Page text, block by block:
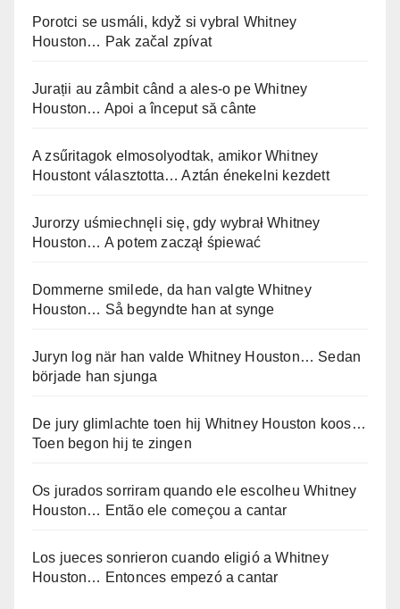
Porotci se usmáli, když si vybral Whitney
Houston… Pak začal zpívat
Jurații au zâmbit când a ales-o pe Whitney
Houston… Apoi a început să cânte
A zsűritagok elmosolyodtak, amikor Whitney
Houstont választotta… Aztán énekelni kezdett
Jurorzy uśmiechnęli się, gdy wybrał Whitney
Houston… A potem zaczął śpiewać
Dommerne smilede, da han valgte Whitney
Houston… Så begyndte han at synge
Juryn log när han valde Whitney Houston… Sedan
började han sjunga
De jury glimlachte toen hij Whitney Houston koos…
Toen begon hij te zingen
Os jurados sorriram quando ele escolheu Whitney
Houston… Então ele começou a cantar
Los jueces sonrieron cuando eligió a Whitney
Houston… Entonces empezó a cantar